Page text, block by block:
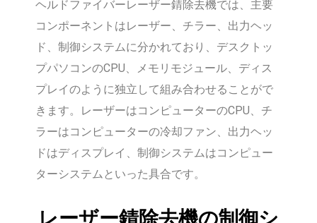
ヘルドファイバーレーザー錆除去機では、主要
コンポーネントはレーザー、チラー、出力ヘッ
ド、制御システムに分かれており、デスクトッ
プパソコンのCPU、メモリモジュール、ディス
プレイのように独立して組み合わせることがで
きます。レーザーはコンピューターのCPU、チ
ラーはコンピューターの冷却ファン、出力ヘッ
ドはディスプレイ、制御システムはコンピュー
ターシステムといった具合です。